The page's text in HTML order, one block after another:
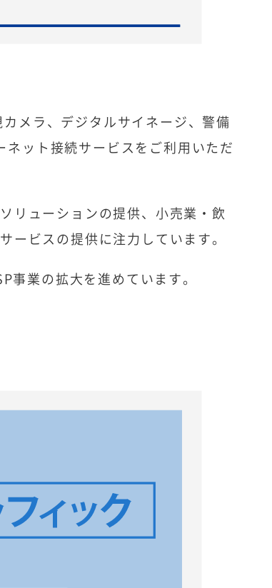
メラ、デジタルサイネージ、警備
ット接続サービスをご利用いただ
リューションの提供、小売業・飲
ビスの提供に注力しています。
業の拡大を進めています。